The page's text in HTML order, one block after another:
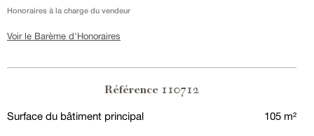
Honoraires à la charge du vendeur
Voir le Barème d'Honoraires
Référence 110712
Surface du bâtiment principal 105 m²